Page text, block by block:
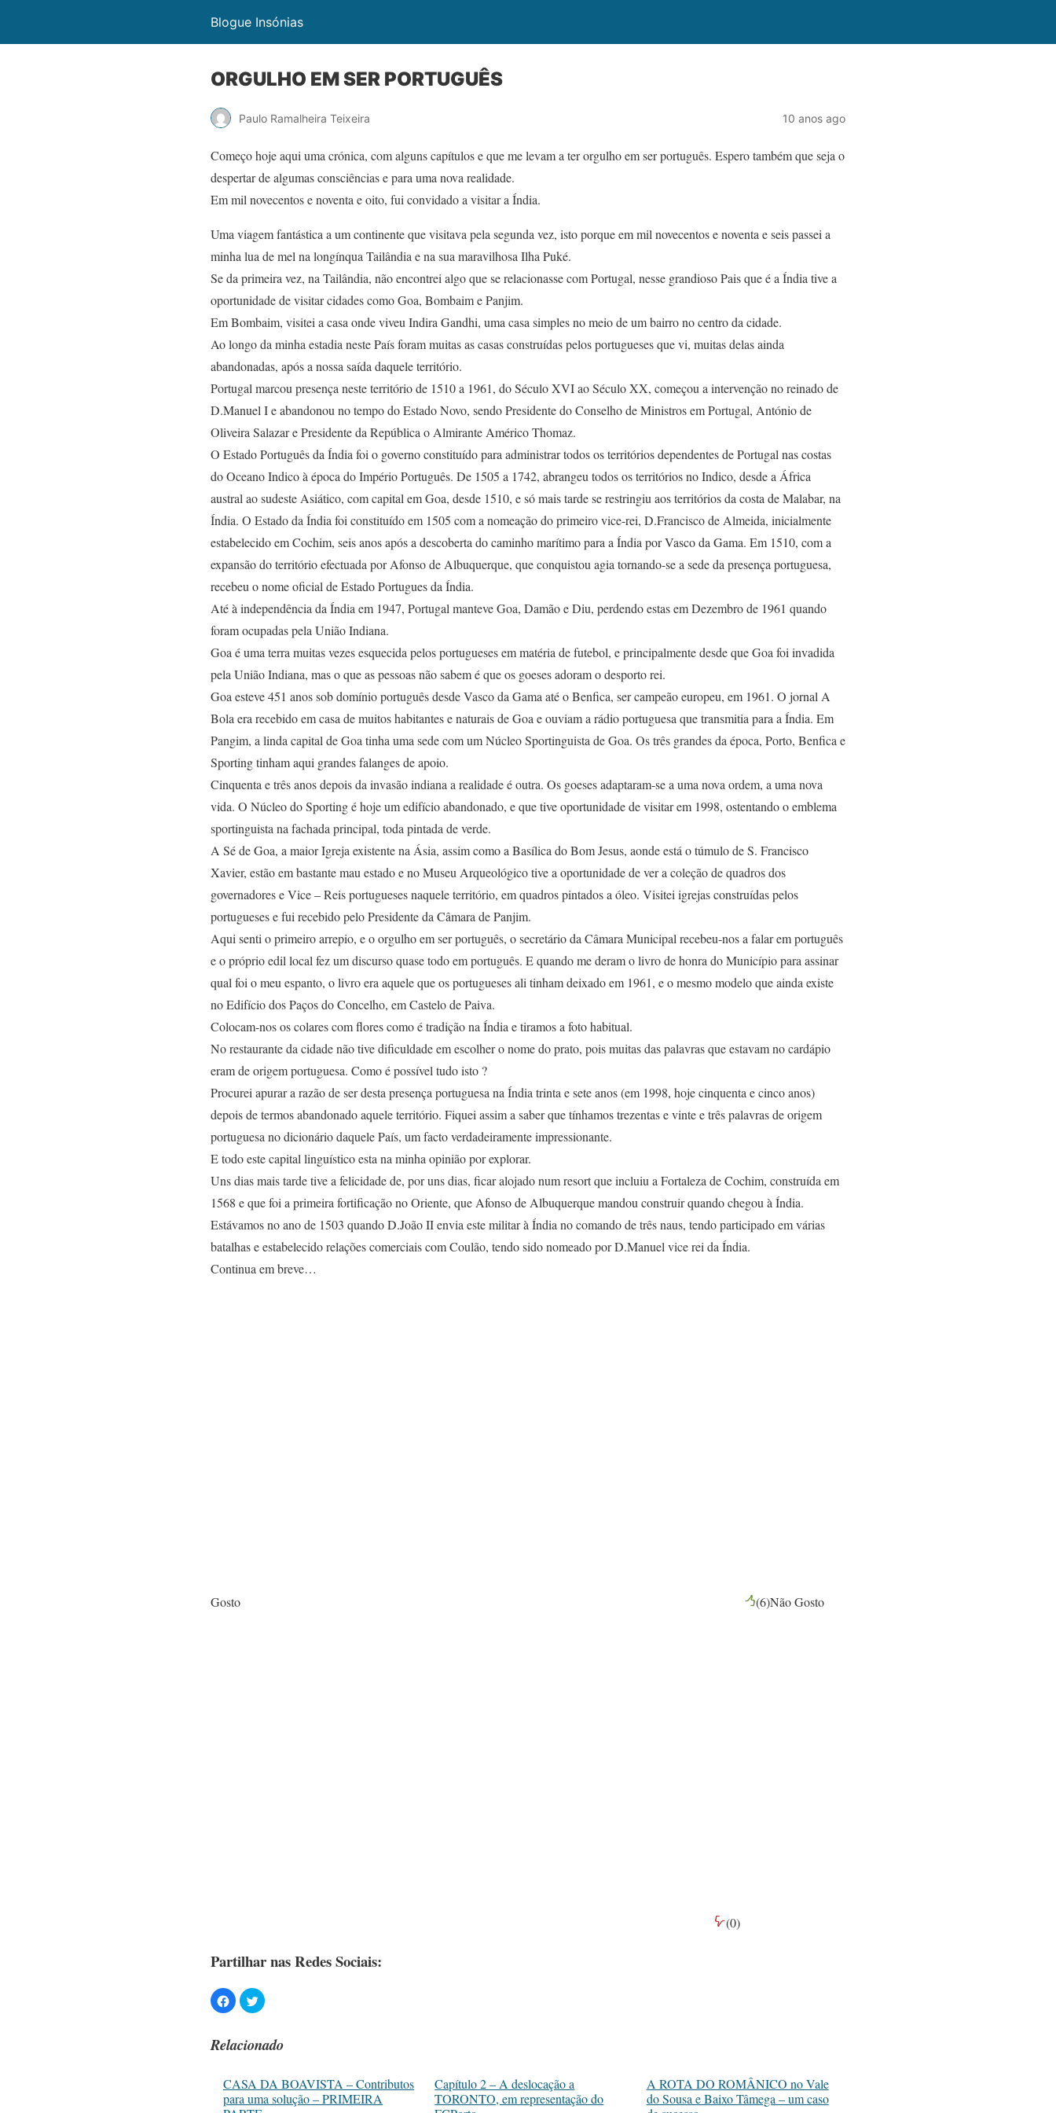
Blogue Insónias
ORGULHO EM SER PORTUGUÊS
Paulo Ramalheira Teixeira 10 anos ago
Começo hoje aqui uma crónica, com alguns capítulos e que me levam a ter orgulho em ser português. Espero também que seja o
despertar de algumas consciências e para uma nova realidade.
Em mil novecentos e noventa e oito, fui convidado a visitar a Índia.
Uma viagem fantástica a um continente que visitava pela segunda vez, isto porque em mil novecentos e noventa e seis passei a
minha lua de mel na longínqua Tailândia e na sua maravilhosa Ilha Puké.
Se da primeira vez, na Tailândia, não encontrei algo que se relacionasse com Portugal, nesse grandioso Pais que é a Índia tive a
oportunidade de visitar cidades como Goa, Bombaim e Panjim.
Em Bombaim, visitei a casa onde viveu Indira Gandhi, uma casa simples no meio de um bairro no centro da cidade.
Ao longo da minha estadia neste País foram muitas as casas construídas pelos portugueses que vi, muitas delas ainda
abandonadas, após a nossa saída daquele território.
Portugal marcou presença neste território de 1510 a 1961, do Século XVI ao Século XX, começou a intervenção no reinado de
D.Manuel I e abandonou no tempo do Estado Novo, sendo Presidente do Conselho de Ministros em Portugal, António de
Oliveira Salazar e Presidente da República o Almirante Américo Thomaz.
O Estado Português da Índia foi o governo constituído para administrar todos os territórios dependentes de Portugal nas costas
do Oceano Indico à época do Império Português. De 1505 a 1742, abrangeu todos os territórios no Indico, desde a África
austral ao sudeste Asiático, com capital em Goa, desde 1510, e só mais tarde se restringiu aos territórios da costa de Malabar, na
Índia. O Estado da Índia foi constituído em 1505 com a nomeação do primeiro vice-rei, D.Francisco de Almeida, inicialmente
estabelecido em Cochim, seis anos após a descoberta do caminho marítimo para a Índia por Vasco da Gama. Em 1510, com a
expansão do território efectuada por Afonso de Albuquerque, que conquistou agia tornando-se a sede da presença portuguesa,
recebeu o nome oficial de Estado Portugues da Índia.
Até à independência da Índia em 1947, Portugal manteve Goa, Damão e Diu, perdendo estas em Dezembro de 1961 quando
foram ocupadas pela União Indiana.
Goa é uma terra muitas vezes esquecida pelos portugueses em matéria de futebol, e principalmente desde que Goa foi invadida
pela União Indiana, mas o que as pessoas não sabem é que os goeses adoram o desporto rei.
Goa esteve 451 anos sob domínio português desde Vasco da Gama até o Benfica, ser campeão europeu, em 1961. O jornal A
Bola era recebido em casa de muitos habitantes e naturais de Goa e ouviam a rádio portuguesa que transmitia para a Índia. Em
Pangim, a linda capital de Goa tinha uma sede com um Núcleo Sportinguista de Goa. Os três grandes da época, Porto, Benfica e
Sporting tinham aqui grandes falanges de apoio.
Cinquenta e três anos depois da invasão indiana a realidade é outra. Os goeses adaptaram-se a uma nova ordem, a uma nova
vida. O Núcleo do Sporting é hoje um edifício abandonado, e que tive oportunidade de visitar em 1998, ostentando o emblema
sportinguista na fachada principal, toda pintada de verde.
A Sé de Goa, a maior Igreja existente na Ásia, assim como a Basílica do Bom Jesus, aonde está o túmulo de S. Francisco
Xavier, estão em bastante mau estado e no Museu Arqueológico tive a oportunidade de ver a coleção de quadros dos
governadores e Vice – Reis portugueses naquele território, em quadros pintados a óleo. Visitei igrejas construídas pelos
portugueses e fui recebido pelo Presidente da Câmara de Panjim.
Aqui senti o primeiro arrepio, e o orgulho em ser português, o secretário da Câmara Municipal recebeu-nos a falar em português
e o próprio edil local fez um discurso quase todo em português. E quando me deram o livro de honra do Município para assinar
qual foi o meu espanto, o livro era aquele que os portugueses ali tinham deixado em 1961, e o mesmo modelo que ainda existe
no Edifício dos Paços do Concelho, em Castelo de Paiva.
Colocam-nos os colares com flores como é tradição na Índia e tiramos a foto habitual.
No restaurante da cidade não tive dificuldade em escolher o nome do prato, pois muitas das palavras que estavam no cardápio
eram de origem portuguesa. Como é possível tudo isto ?
Procurei apurar a razão de ser desta presença portuguesa na Índia trinta e sete anos (em 1998, hoje cinquenta e cinco anos)
depois de termos abandonado aquele território. Fiquei assim a saber que tínhamos trezentas e vinte e três palavras de origem
portuguesa no dicionário daquele País, um facto verdadeiramente impressionante.
E todo este capital linguístico esta na minha opinião por explorar.
Uns dias mais tarde tive a felicidade de, por uns dias, ficar alojado num resort que incluiu a Fortaleza de Cochim, construída em
1568 e que foi a primeira fortificação no Oriente, que Afonso de Albuquerque mandou construir quando chegou à Índia.
Estávamos no ano de 1503 quando D.João II envia este militar à Índia no comando de três naus, tendo participado em várias
batalhas e estabelecido relações comerciais com Coulão, tendo sido nomeado por D.Manuel vice rei da Índia.
Continua em breve…
Gosto (6)Não Gosto
(0)
Partilhar nas Redes Sociais:
Relacionado
CASA DA BOAVISTA – Contributos
para uma solução – PRIMEIRA
Capítulo 2 – A deslocação a
TORONTO, em representação do
A ROTA DO ROMÂNICO no Vale
do Sousa e Baixo Tâmega – um caso